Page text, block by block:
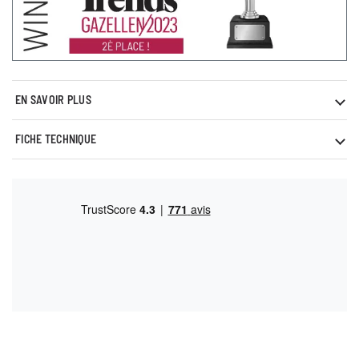
EN SAVOIR PLUS
FICHE TECHNIQUE